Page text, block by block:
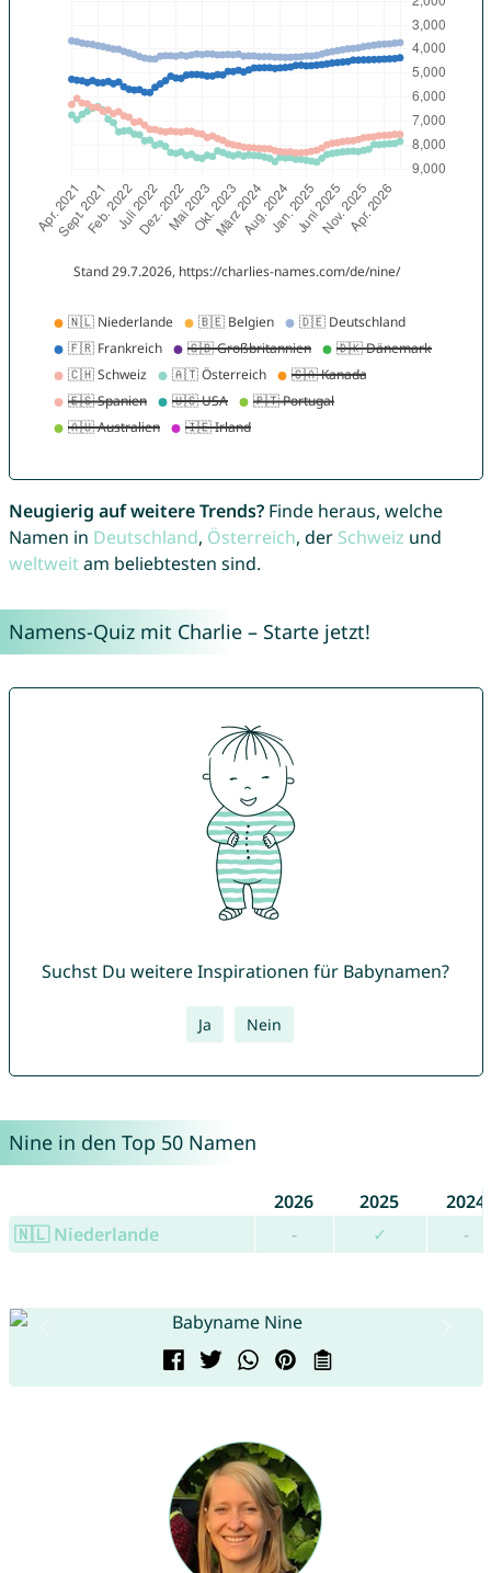
Neugierig auf weitere Trends?Finde heraus, welche
Namen in Deutschland, Österreich, der Schweiz und
weltweitam beliebtesten sind.
Namens-Quiz mit Charlie – Starte jetzt!
Suchst Du weitere Inspirationen für Babynamen?
Ja Nein
Nine in den Top 50 Namen
2026 2025
2024
🇳🇱 Niederlande
- ✓ -